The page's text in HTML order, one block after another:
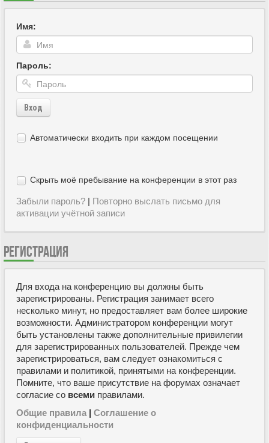
Имя:
Пароль:
Вход
Автоматически входить при каждом посещении
Скрыть моё пребывание на конференции в этот раз
Забыли пароль? | Повторно выслать письмо для
активации учётной записи
РЕГИСТРАЦИЯ
Для входа на конференцию вы должны быть
зарегистрированы. Регистрация занимает всего
несколько минут, но предоставляет вам более широкие
возможности. Администратором конференции могут
быть установлены также дополнительные привилегии
для зарегистрированных пользователей. Прежде чем
зарегистрироваться, вам следует ознакомиться с
правилами и политикой, принятыми на конференции.
Помните, что ваше присутствие на форумах означает
согласие со всеми правилами.
Общие правила | Соглашение о
конфиденциальности